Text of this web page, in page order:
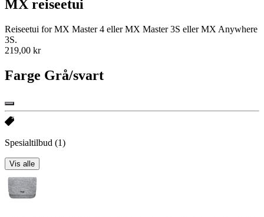
MX reiseetui
Reiseetui for MX Master 4 eller MX Master 3S eller MX Anywhere
3S.
219,00 kr
Farge Grå/svart
Spesialtilbud (1)
Vis alle